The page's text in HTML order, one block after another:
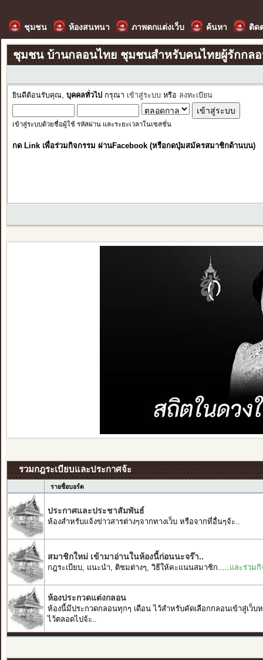
ชุมชน ห้องสนทนา ภาพตกแต่งเว็บ ค้นหา ติด
ชุมชน บ้านกลอนไทย ชุมชนสำหรับคนไทยผู้รักกล
ยินดีต้อนรับคุณ, บุคคลทั่วไป กรุณา เข้าสู่ระบบ หรือ ลงทะเบียน
เข้าสู่ระบบด้วยชื่อผู้ใช้ รหัสผ่าน และระยะเวลาในเซสชั่น
กด Link เพื่อร่วมกิจกรรม ผ่านFacebook (หรือกดปุ่มสมัครสมาชิกด้านบน)
รวมกฎระเบียบและประกาศจ้ะ
รายชื่อบอร์ด
ประกาศและประชาสัมพันธ์
ห้องสำหรับแจ้งข่าวสารต่างๆจากทางเว็บ หรือจากที่อื่นๆจ้ะ..
สมาชิกใหม่ เข้ามาอ่านในห้องนี้ก่อนนะจร๊า..
กฎระเบียบ, แนะนำ, ติชมต่างๆ, วิธีให้คะแนนสมาชิก.....และร่วม
ห้องประกวดแต่งกลอน
ห้องนี้มีประกวดกลอนทุกๆ เดือน ไว้สำหรับคัดเลือกกลอนเข้าสู่เว็บ
ไว้ตลอดไปจ้ะ..